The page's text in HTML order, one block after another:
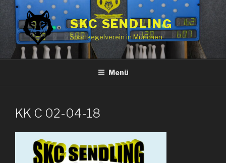
springen
SKC SENDLING
Sportkegelverein in München
Menü
KK C 02-04-18